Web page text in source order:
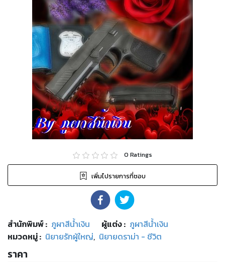
0 Ratings
เพิ่มไปรายการที่ชอบ
สำนักพิมพ์: ภูผาสีน้ำเงิน ผู้แต่ง : ภูผาสีน้ำเงิน
หมวดหมู่: นิยายรักผู้ใหญ่, นิยายดราม่า - ชีวิต
ราคา